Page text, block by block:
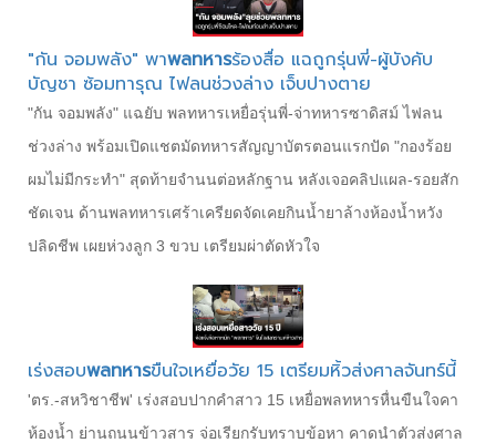
"กัน จอมพลัง" พาพลทหารร้องสื่อ แฉถูกรุ่นพี่-ผู้บังคับ
บัญชา ซ้อมทารุณ ไฟลนช่วงล่าง เจ็บปางตาย
"กัน จอมพลัง" แฉยับ พลทหารเหยื่อรุ่นพี่-จ่าทหารซาดิสม์ ไฟลน
ช่วงล่าง พร้อมเปิดแชตมัดทหารสัญญาบัตรตอนแรกปัด "กองร้อย
ผมไม่มีกระทำ" สุดท้ายจำนนต่อหลักฐาน หลังเจอคลิปแผล-รอยสัก
ชัดเจน ด้านพลทหารเศร้าเครียดจัดเคยกินน้ำยาล้างห้องน้ำหวัง
ปลิดชีพ เผยห่วงลูก 3 ขวบ เตรียมผ่าตัดหัวใจ
เร่งสอบพลทหารขืนใจเหยื่อวัย 15 เตรียมหิ้วส่งศาลจันทร์นี้
'ตร.-สหวิชาชีพ' เร่งสอบปากคำสาว 15 เหยื่อพลทหารหื่นขืนใจคา
ห้องน้ำ ย่านถนนข้าวสาร จ่อเรียกรับทราบข้อหา คาดนำตัวส่งศาล